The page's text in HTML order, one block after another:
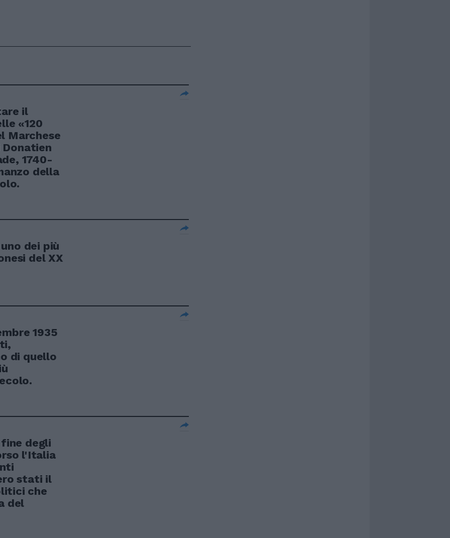
il
«120
Marchese
Donatien
1740-
della
dei più
del XX
1935
di quello
degli
l'Italia
stati il
che
del